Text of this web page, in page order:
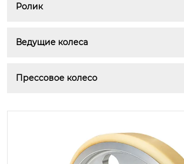
Ролик
Ведущие колеса
Прессовое колесо